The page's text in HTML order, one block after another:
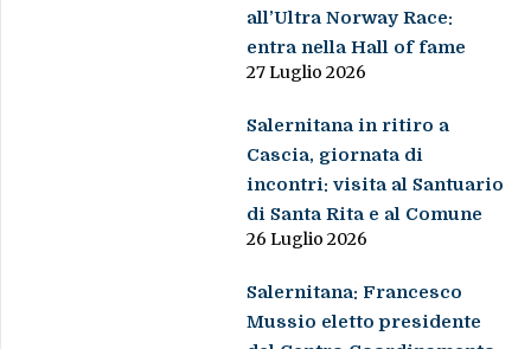
all’Ultra Norway Race:
entra nella Hall of fame
27 Luglio 2026
Salernitana in ritiro a
Cascia, giornata di
incontri: visita al Santuario
di Santa Rita e al Comune
26 Luglio 2026
Salernitana: Francesco
Mussio eletto presidente